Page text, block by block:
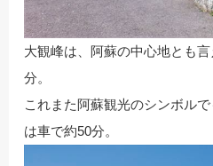
大観峰は、阿蘇の中心地とも
分。
これまた阿蘇観光のシンボル
は車で約50分。